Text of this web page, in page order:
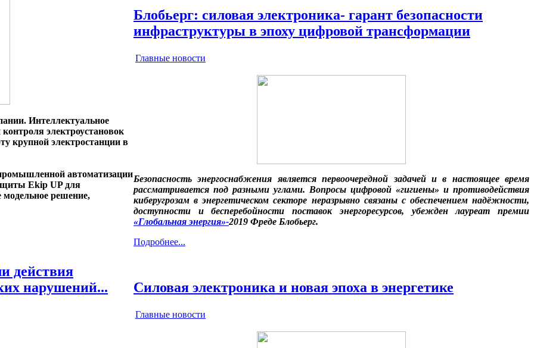
Интеллектуальное
электроустановок
крупной электростанции в
автоматизации
Ekip UP для
модельное решение,
действия
нарушений...
Блобьерг: силовая электроника- гарант безопасности
инфраструктуры в эпоху цифровой трансформации
Главные новости
Безопасность энергоснабжения является первоочередной задачей и в настоящее время
рассматривается под разными углами. Вопросы цифровой «гигиены» и противодействия
киберугрозам в энергетическом секторе неразрывно связаны с обеспечением надёжности,
доступности и бесперебойности поставок энергоресурсов, убежден лауреат премии
«Глобальная энергия»-2019 Фреде Блобьерг.
Подробнее...
Силовая электроника и новая эпоха в энергетике
Главные новости